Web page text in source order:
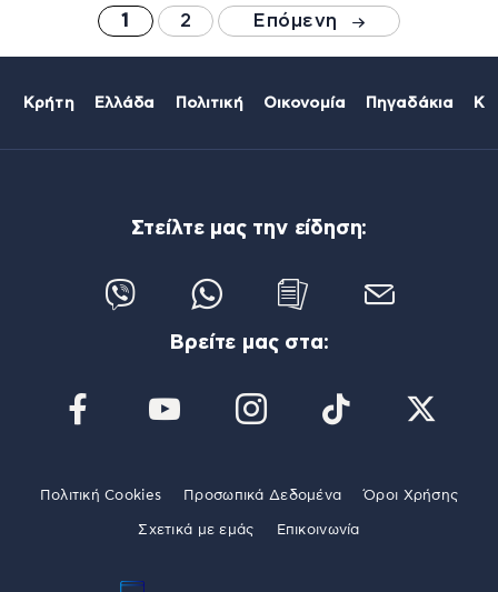
1 2 Επόμενη
Κρήτη Ελλάδα Πολιτική Οικονομία Πηγαδάκια
Στείλτε μας την είδηση:
Βρείτε μας στα:
Πολιτική Cookies Προσωπικά Δεδομένα Όροι Χρήσης
Σχετικά με εμάς Επικοινωνία